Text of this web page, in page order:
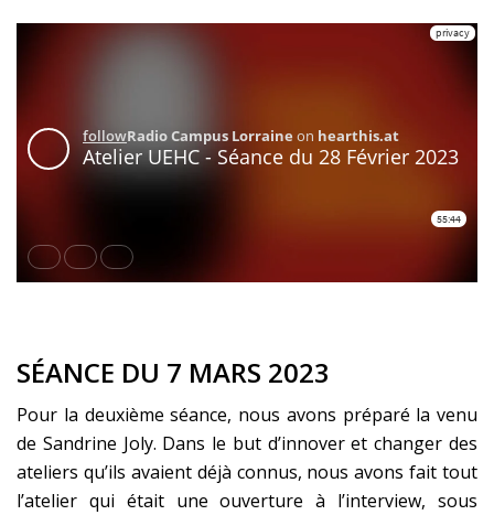
SÉANCE DU 7 MARS 2023
Pour la deuxième séance, nous avons préparé la venu
de Sandrine Joly. Dans le but d’innover et changer des
ateliers qu’ils avaient déjà connus, nous avons fait tout
l’atelier qui était une ouverture à l’interview, sous